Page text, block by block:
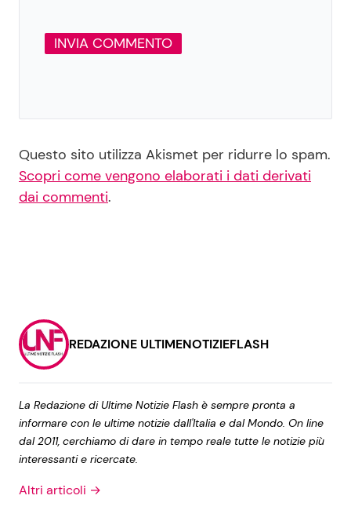
Questo sito utilizza Akismet per ridurre lo spam.
Scopri come vengono elaborati i dati derivati
dai commenti.
REDAZIONE ULTIMENOTIZIEFLASH
La Redazione di Ultime Notizie Flash è sempre pronta a
informare con le ultime notizie dall'Italia e dal Mondo. On line
dal 2011, cerchiamo di dare in tempo reale tutte le notizie più
interessanti e ricercate.
Altri articoli →